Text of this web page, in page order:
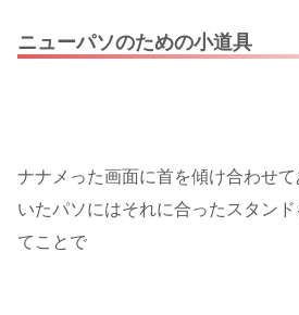
ニューパソのための小道具
ナナメった画面に首を傾け合わせ
いたパソにはそれに合ったスタン
てことで